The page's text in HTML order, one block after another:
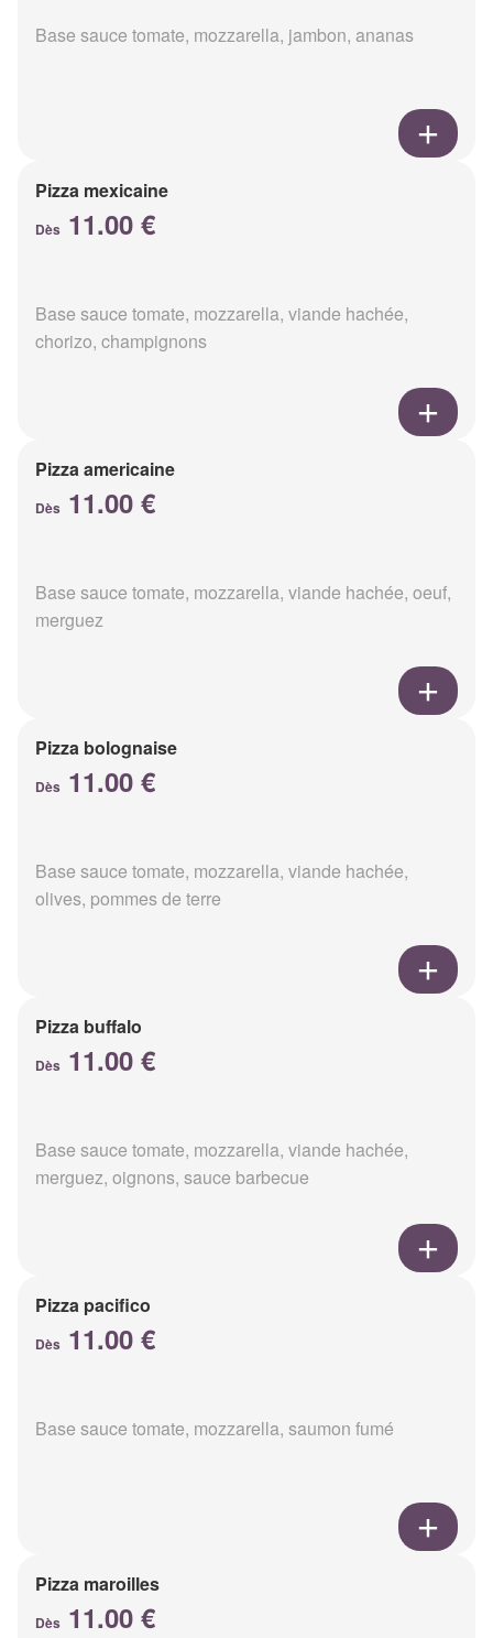
Base sauce tomate, mozzarella, jambon, ananas
Pizza mexicaine
Dès 11.00 €
Base sauce tomate, mozzarella, viande hachée,
chorizo, champignons
Pizza americaine
Dès 11.00 €
Base sauce tomate, mozzarella, viande hachée, oeuf,
merguez
Pizza bolognaise
Dès 11.00 €
Base sauce tomate, mozzarella, viande hachée,
olives, pommes de terre
Pizza buffalo
Dès 11.00 €
Base sauce tomate, mozzarella, viande hachée,
merguez, oignons, sauce barbecue
Pizza pacifico
Dès 11.00 €
Base sauce tomate, mozzarella, saumon fumé
Pizza maroilles
Dès 11.00 €